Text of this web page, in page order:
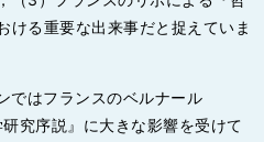
ける重要な出来事だと捉えていま
ではフランスのベルナール
究序説』に大きな影響を受けて